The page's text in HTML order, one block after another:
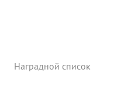
Наградной список